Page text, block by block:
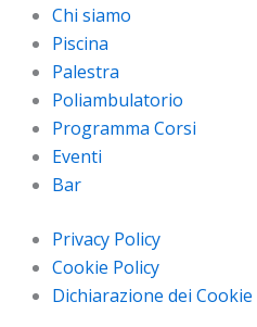
Chi siamo
Piscina
Palestra
Poliambulatorio
Programma Corsi
Eventi
Bar
Privacy Policy
Cookie Policy
Dichiarazione dei Cookie